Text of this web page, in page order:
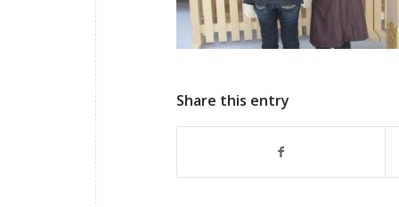
Share this entry